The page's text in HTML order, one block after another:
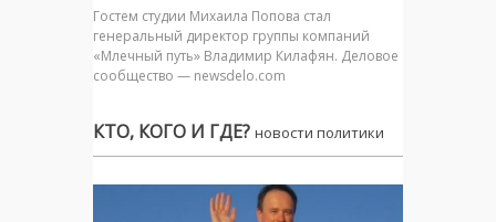
Гостем студии Михаила Попова стал
генеральный директор группы компаний
«Млечный путь» Владимир Килафян. Деловое
сообщество — newsdelo.com
КТО, КОГО И ГДЕ? новости политики